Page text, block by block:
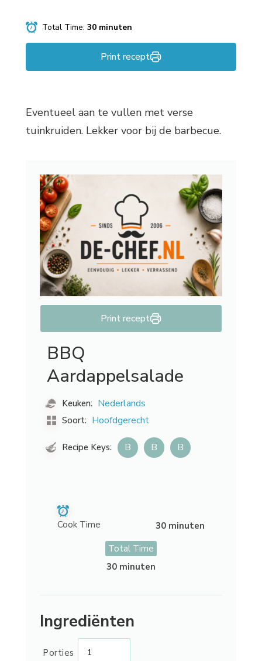
Total Time: 30 minuten
Print recept
Eventueel aan te vullen met verse
tuinkruiden. Lekker voor bij de barbecue.
Print recept
BBQ
Aardappelsalade
Keuken: Nederlands
Soort: Hoofdgerecht
Recipe Keys: B B B
Cook Time
30 minuten
Total Time
30 minuten
Ingrediënten
Porties